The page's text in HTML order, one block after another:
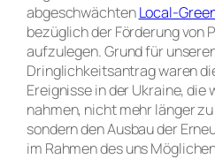
abgeschwächtenLocal-
bezüglich der Förderung von
aufzulegen. Grund für
Dringlichkeitsantrag waren
Ereignisse in der Ukraine, die
nahmen, nicht mehr länger
sondern den Ausbau der
im Rahmen des uns